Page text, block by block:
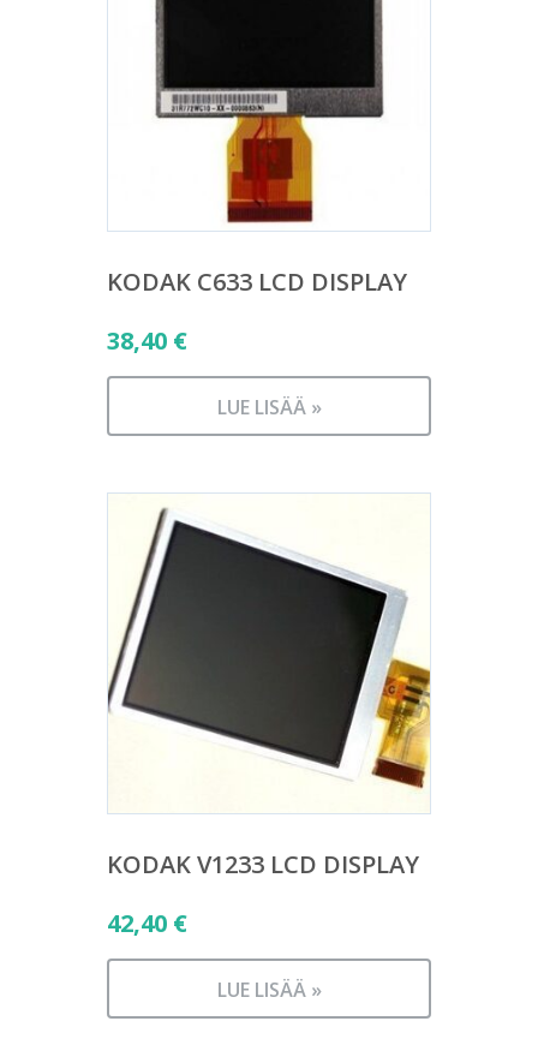
KODAK C633 LCD DISPLAY
38,40 €
LUE LISÄÄ »
KODAK V1233 LCD DISPLAY
42,40 €
LUE LISÄÄ »